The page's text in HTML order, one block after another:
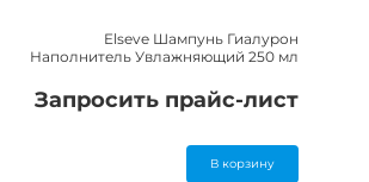
Elseve Шампунь Гиалурон
Наполнитель Увлажняющий 250 мл
Запросить прайс-лист
В корзину